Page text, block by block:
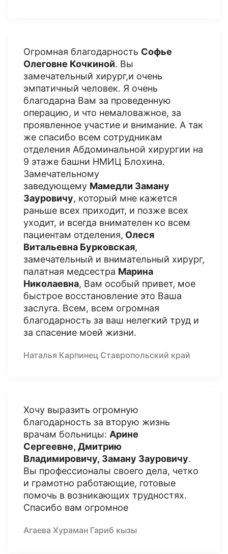
Огромная благодарность Софье
Олеговне Кочкиной. Вы
замечательный хирург,и очень
эмпатичный человек. Я очень
благодарна Вам за проведенную
операцию, и что немаловажное, за
проявленное участие и внимание. А так
же спасибо всем сотрудникам
отделения Абдоминальной хирургии на
9 этаже башни НМИЦ Блохина.
Замечательному
заведующему Мамедли Заману
Зауровичу, который мне кажется
раньше всех приходит, и позже всех
уходит, и всегда внимателен ко всем
пациентам отделения, Олеся
Витальевна Бурковская,
замечательный и внимательный хирург,
палатная медсестра Марина
Николаевна, Вам особый привет, мое
быстрое восстановление это Ваша
заслуга. Всем, всем огромная
благодарность за ваш нелегкий труд и
за спасение моей жизни.
Наталья Карпинец Ставропольский край
Хочу выразить огромную
благодарность за вторую жизнь
врачам больницы: Арине
Сергеевне, Дмитрию
Владимировичу, Заману Зауровичу.
Вы профессионалы своего дела, четко
и грамотно работающие, готовые
помочь в возникающих трудностях.
Спасибо вам огромное
Агаева Хураман Гариб кызы